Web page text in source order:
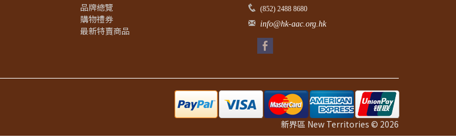
品牌總覽
購物禮券
最新特賣商品
(852) 2488 8680
info@hk-aac.org.hk
新界區 New Territories © 2026